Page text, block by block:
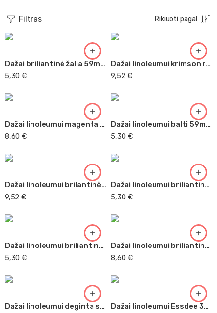
Filtras Rikiuoti pagal
Dažai briliantinė žalia 59ml Adigraf (355)
5,30 €
Dažai linoleumui krimson raudoni Essdee 300 ml
9,52 €
Dažai linoleumui magenta Adigraf 150ml
8,60 €
Dažai linoleumui balti 59ml Adigraf 011
5,30 €
Dažai linoleumui brilantinė mėlyna Essdee 300 ml
9,52 €
Dažai linoleumui briliantinė mėlyna 59ml Adigraf (100)
5,30 €
Dažai linoleumui briliantinė raudona Adigraf 59ml (547)
5,30 €
Dažai linoleumui briliantinė raudona Adigraf 150ml
8,60 €
Dažai linoleumui deginta siena 59ml Adigraf (221)
Dažai linoleumui Essdee 300 ml